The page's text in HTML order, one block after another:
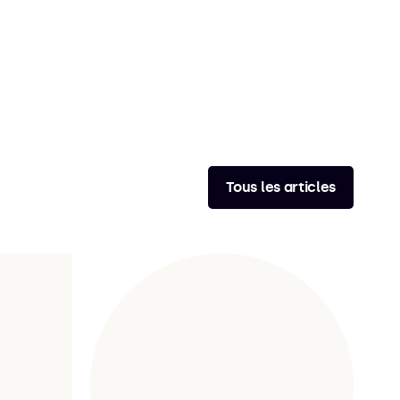
Tous les articles